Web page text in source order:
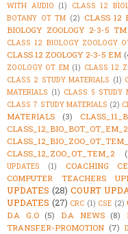
WITH AUDIO (1) CLASS 12
BOTANY OT TM (2) CLASS 12
BIOLOGY ZOOLOGY 2-3-5 TM
CLASS 12 BIOLOGY ZOOLOGY
CLASS 12 ZOOLOGY 2-3-5 EM
ZOOLOGY OT EM (1) CLASS 12
CLASS 2 STUDY MATERIALS (1)
MATERIALS (1) CLASS 5 STUDY
CLASS 7 STUDY MATERIALS (2)
MATERIALS
(3)
CLASS_12_BIO_BOT_OT_EM_2
CLASS_12_ZOO_OT_TEM_2
UPDATES
(1) COACHING
COMPUTER TEACHERS
UPDATES (28) COURT
UPDATES (27) CRC (1) CSE (2)
D.A G.O (5) D.A NEWS (8)
TRANSFER-PROMOTION (7)